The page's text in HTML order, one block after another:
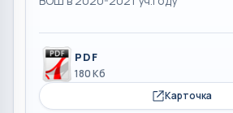
PDF
180 Кб
Карточка